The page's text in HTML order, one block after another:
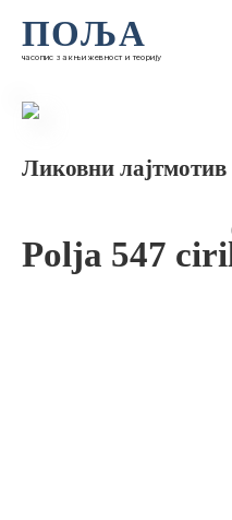
ПОЉА
часопис за књижевност и теорију
Ликовни лајтмотив
Polja 547